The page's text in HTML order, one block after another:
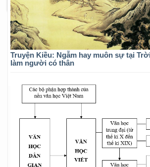
Truyện Kiều: Ngẫm hay muôn sự tại
làm người có thân